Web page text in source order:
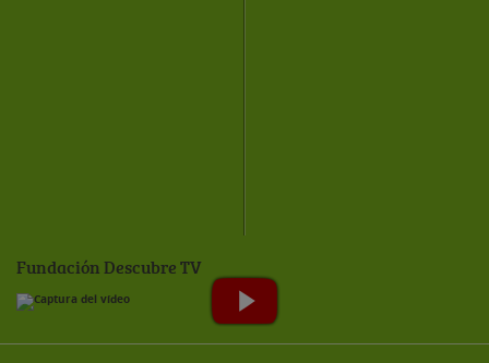
Fundación Descubre TV